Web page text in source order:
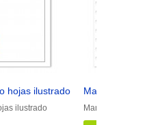
hojas ilustrado
ilustrado
Man 1981/
Man 1981/